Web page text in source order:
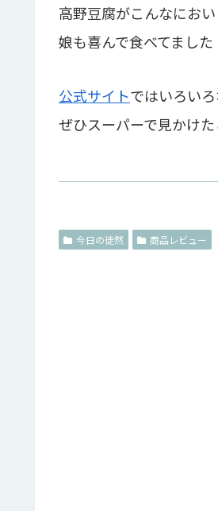
高野豆腐がこんなにお
娘も喜んで食べてました
公式サイトではいろい
ぜひスーパーで見かけ
今日の徒然 商品レビュー